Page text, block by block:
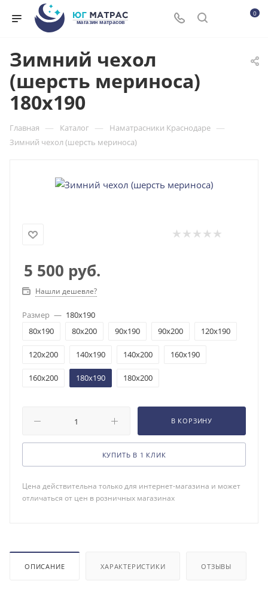
0
Зимний чехол
(шерсть мериноса)
180x190
Главная — Каталог — Наматрасники Краснодаре —
Зимний чехол (шерсть мериноса)
5 500 руб.
Нашли дешевле?
Размер — 180x190
80x190
80x200 90x190 90x200 120x190
120x200 140x190 140x200 160x190
160x200 180x190 180x200
В КОРЗИНУ
КУПИТЬ В 1 КЛИК
Цена действительна только для интернет-магазина и может
отличаться от цен в розничных магазинах
ОПИСАНИЕ ХАРАКТЕРИСТИКИ ОТЗЫВЫ